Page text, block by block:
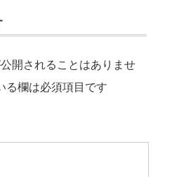
開されることはありませ
る欄は必須項目です